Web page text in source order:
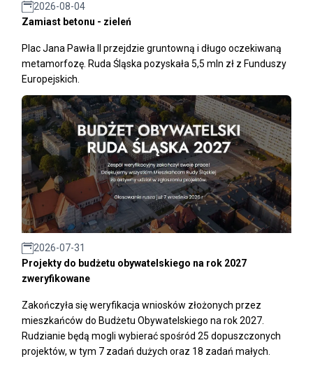
2026-08-04
Zamiast betonu - zieleń
Plac Jana Pawła II przejdzie gruntowną i długo oczekiwaną
metamorfozę. Ruda Śląska pozyskała 5,5 mln zł z Funduszy
Europejskich.
2026-07-31
Projekty do budżetu obywatelskiego na rok 2027
zweryfikowane
Zakończyła się weryfikacja wniosków złożonych przez
mieszkańców do Budżetu Obywatelskiego na rok 2027.
Rudzianie będą mogli wybierać spośród 25 dopuszczonych
projektów, w tym 7 zadań dużych oraz 18 zadań małych.